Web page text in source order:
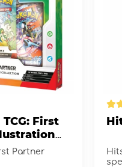
First
Series 2
Partner